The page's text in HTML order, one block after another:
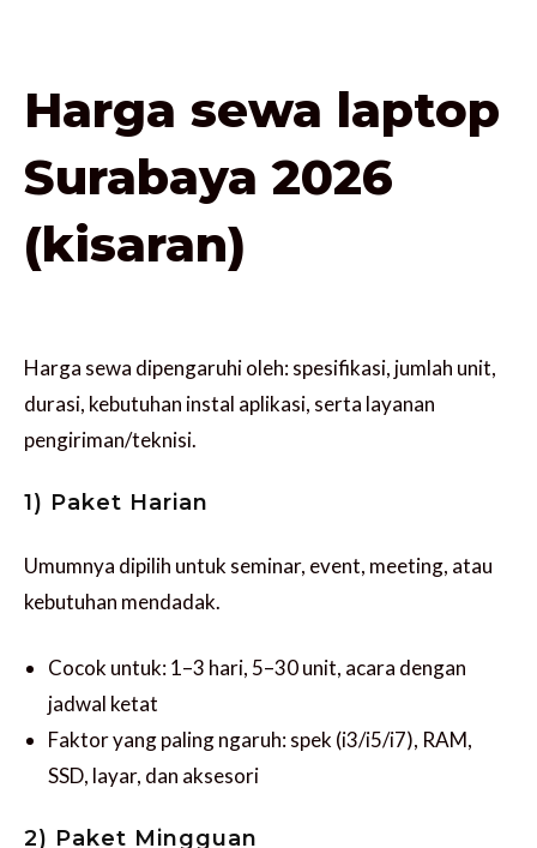
Harga sewa laptop
Surabaya 2026
(kisaran)
Harga sewa dipengaruhi oleh: spesifikasi, jumlah unit,
durasi, kebutuhan instal aplikasi, serta layanan
pengiriman/teknisi.
1) Paket Harian
Umumnya dipilih untuk seminar, event, meeting, atau
kebutuhan mendadak.
Cocok untuk: 1–3 hari, 5–30 unit, acara dengan
jadwal ketat
Faktor yang paling ngaruh: spek (i3/i5/i7), RAM,
SSD, layar, dan aksesori
2) Paket Mingguan